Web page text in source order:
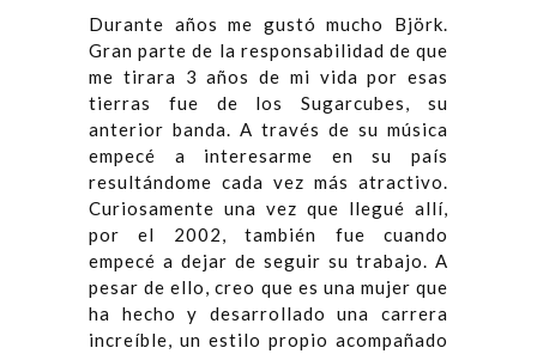
Durante años me gustó mucho Björk.
Gran parte de la responsabilidad de que
me tirara 3 años de mi vida por esas
tierras fue de los Sugarcubes, su
anterior banda. A través de su música
empecé a interesarme en su país
resultándome cada vez más atractivo.
Curiosamente una vez que llegué allí,
por el 2002, también fue cuando
empecé a dejar de seguir su trabajo. A
pesar de ello, creo que es una mujer que
ha hecho y desarrollado una carrera
increíble, un estilo propio acompañado